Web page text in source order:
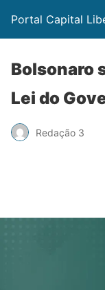
Portal Capital
Bolsonaro
Lei do
Redação 3